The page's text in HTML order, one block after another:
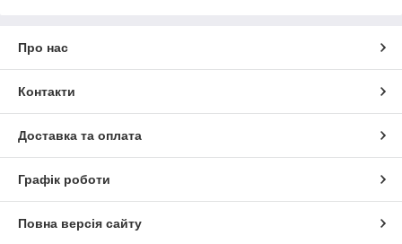
Про нас
Контакти
Доставка та оплата
Графік роботи
Повна версія сайту